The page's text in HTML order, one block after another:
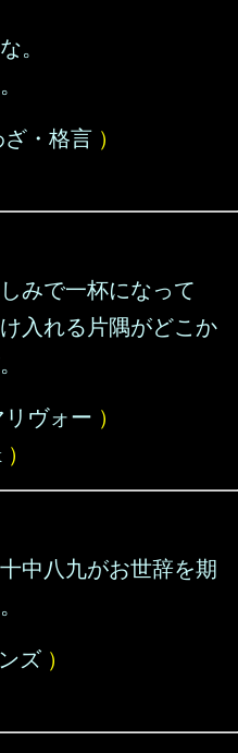
。
・格言 ）
みで一杯になって
入れる片隅がどこか
ヴォー ）
）
中八九がお世辞を期
ズ ）